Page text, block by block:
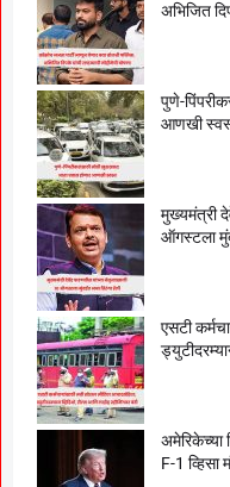
अभिजित
पुणे-
आणखी
मुख्यमंत्री
ऑगस्टला
एसटी
अमेरिकेच्या
F-1 व्हिसा